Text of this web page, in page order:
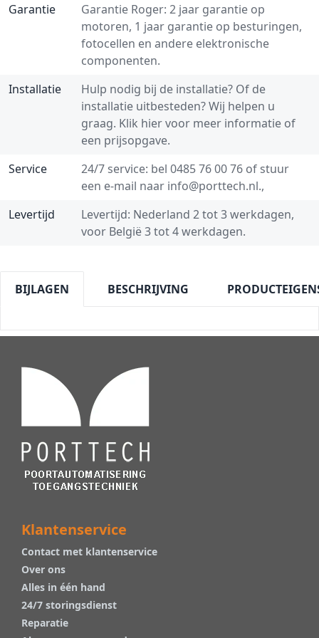
Garantie
Garantie Roger: 2 jaar garantie op
motoren, 1 jaar garantie op besturingen,
fotocellen en andere elektronische
componenten.
Installatie
Hulp nodig bij de installatie? Of de
installatie uitbesteden? Wij helpen u
graag. Klik hier voor meer informatie of
een prijsopgave.
Service
24/7 service: bel 0485 76 00 76 of stuur
een e-mail naar info@porttech.nl.,
Levertijd
Levertijd: Nederland 2 tot 3 werkdagen,
voor België 3 tot 4 werkdagen.
BIJLAGEN BESCHRIJVING
Klantenservice
Contact met klantenservice
Over ons
Alles in één hand
24/7 storingsdienst
Reparatie